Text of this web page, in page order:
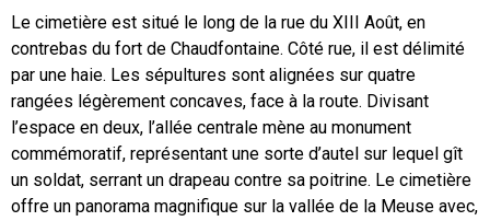
Le cimetière est situé le long de la rue du XIII Août, en
contrebas du fort de Chaudfontaine. Côté rue, il est délimité
par une haie. Les sépultures sont alignées sur quatre
rangées légèrement concaves, face à la route. Divisant
l’espace en deux, l’allée centrale mène au monument
commémoratif, représentant une sorte d’autel sur lequel gît
un soldat, serrant un drapeau contre sa poitrine. Le cimetière
offre un panorama magnifique sur la vallée de la Meuse avec,